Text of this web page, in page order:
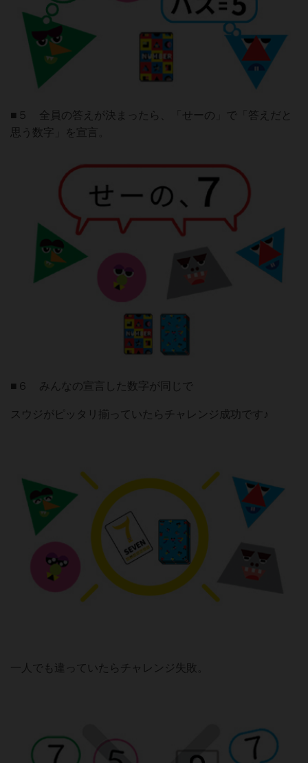
■５ 全員の答えが決まったら、「せーの」で「答えだと
思う数字」を宣言。
■６ みんなの宣言した数字が同じで
スウジがピッタリ揃っていたらチャレンジ成功です♪
一人でも違っていたらチャレンジ失敗。